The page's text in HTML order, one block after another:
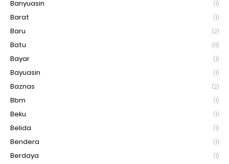
Banyuasin (1)
Barat (1)
Baru (2)
Batu (11)
Bayar (1)
Bayuasin (1)
Baznas (2)
Bbm (1)
Beku (1)
Belida (1)
Bendera (1)
Berdaya (1)